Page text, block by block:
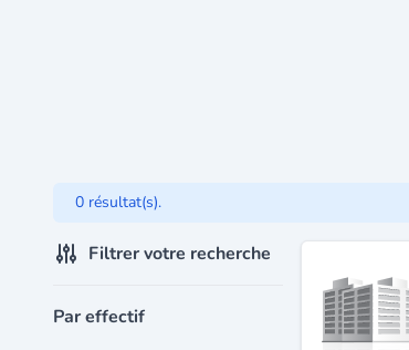
0 résultat(s).
Filtrer votre recherche
Par effectif